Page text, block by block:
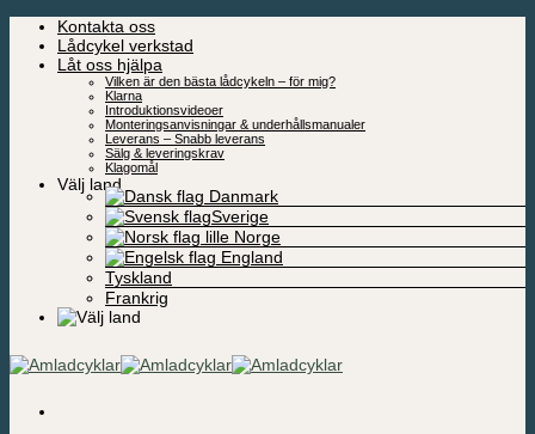
Skip
content
Kontakta oss
Lådcykel verkstad
Låt oss hjälpa
Vilken är den bästa lådcykeln – för mig?
Klarna
Introduktionsvideoer
Monteringsanvisningar & underhållsmanualer
Leverans – Snabb leverans
Sälg & leveringskrav
Klagomål
Välj land
Danmark
Sverige
Norge
England
Tyskland
Frankrig